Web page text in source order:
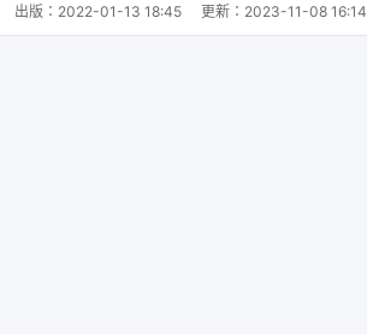
出版： 2022-01-13 18:45 更新： 2023-11-08 16:14